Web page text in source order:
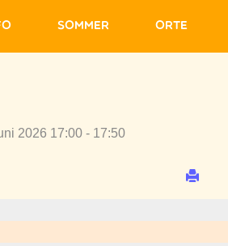
Sommer Orte
2026 17:00 - 17:50